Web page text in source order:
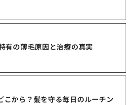
有の薄毛原因と治療の真実
こから？髪を守る毎日のルーチン